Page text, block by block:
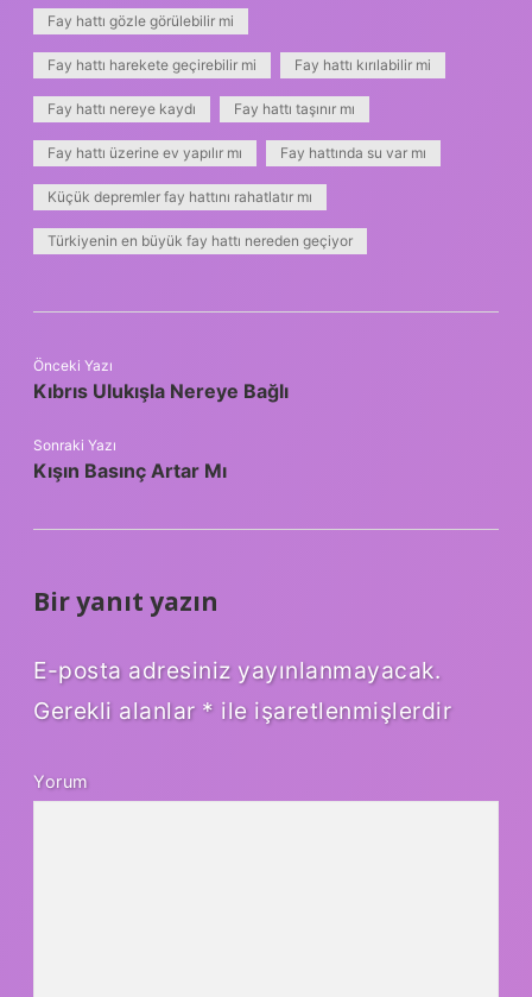
Fay hattı gözle görülebilir mi
Fay hattı harekete geçirebilir mi Fay hattı kırılabilir mi
Fay hattı nereye kaydı Fay hattı taşınır mı
Fay hattı üzerine ev yapılır mı Fay hattında su var mı
Küçük depremler fay hattını rahatlatır mı
Türkiyenin en büyük fay hattı nereden geçiyor
Önceki Yazı
Kıbrıs Ulukışla Nereye Bağlı
Sonraki Yazı
Kışın Basınç Artar Mı
Bir yanıt yazın
E-posta adresiniz yayınlanmayacak.
Gerekli alanlar * ile işaretlenmişlerdir
Yorum